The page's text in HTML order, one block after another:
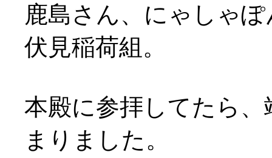
鹿島さん、にゃしゃ
伏見稲荷組。
本殿に参拝してたら
まりました。